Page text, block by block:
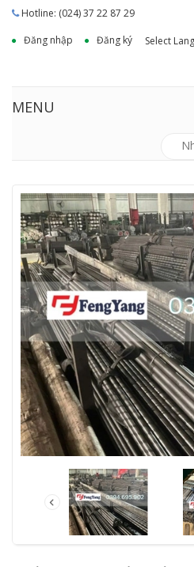
Hotline: (024) 37 22 87 29
Đăng nhập
Đăng ký Select
MENU